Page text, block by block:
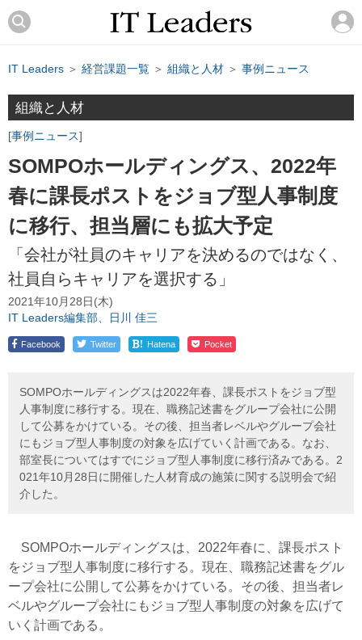
IT Leaders ＞ 経営課題一覧 ＞ 組織と人材 ＞ 事例ニュース
組織と人材
事例ニュース
SOMPOホールディングス、2022年
春に課長ポストをジョブ型人事制度
に移行、担当層にも拡大予定
「会社が社員のキャリアを決めるのではなく、
社員自らキャリアを選択する」
2021年10月28日(木)
IT Leaders編集部、日川 佳三
Facebook Twitter ! Hatena Pocket
SOMPOホールディングスは2022年春、課長ポストをジョブ型
人事制度に移行する。現在、職務記述書をグループ会社に公開
して公募をかけている。その後、担当者レベルやグループ会社
にもジョブ型人事制度の対象を広げていく計画である。なお、
部室長についてはすでにジョブ型人事制度に移行済みである。2
021年10月28日に開催した人材育成の施策に関する説明会で紹
介した。
SOMPOホールディングスは、2022年春に、課長ポスト
をジョブ型人事制度に移行する。現在、職務記述書をグル
ープ会社に公開して公募をかけている。その後、担当者レ
ベルやグループ会社にもジョブ型人事制度の対象を広げて
いく計画である。